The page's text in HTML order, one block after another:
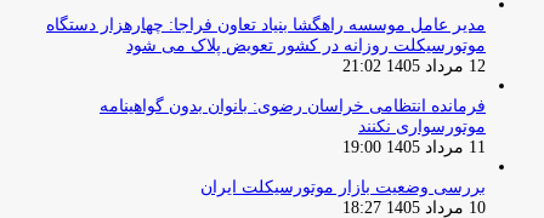
مدیر عامل موسسه راهگشا بنیاد تعاون فراجا: چهارهزار دستگاه
موتورسیکلت روزانه در کشور تعویض پلاک می شود
12 مرداد 1405 21:02
فرمانده انتظامی خراسان رضوی: بانوان بدون گواهینامه
موتورسواری نکنند
11 مرداد 1405 19:00
بررسی وضعیت بازار موتورسیکلت ایران
10 مرداد 1405 18:27